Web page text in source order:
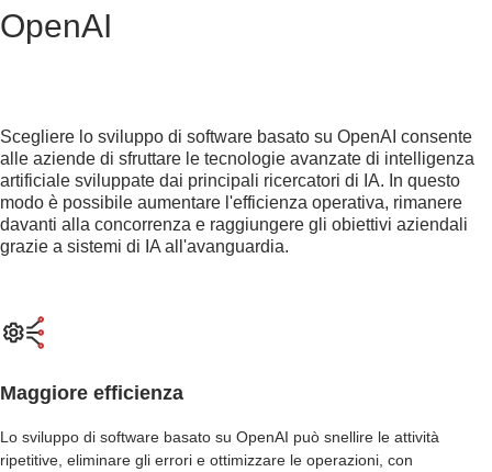
OpenAI
Scegliere lo sviluppo di software basato su OpenAI consente
alle aziende di sfruttare le tecnologie avanzate di intelligenza
artificiale sviluppate dai principali ricercatori di IA. In questo
modo è possibile aumentare l'efficienza operativa, rimanere
davanti alla concorrenza e raggiungere gli obiettivi aziendali
grazie a sistemi di IA all'avanguardia.
Maggiore efficienza
Lo sviluppo di software basato su OpenAI può snellire le attività
ripetitive, eliminare gli errori e ottimizzare le operazioni, con